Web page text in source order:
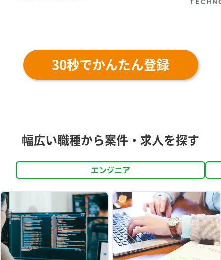
30秒でかんたん登録
幅広い職種から案件・求人を探す
エンジニア